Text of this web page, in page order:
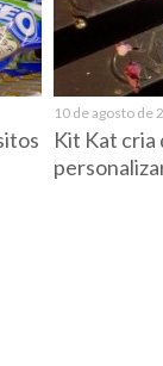
10 de agosto de
Kit Kat cria